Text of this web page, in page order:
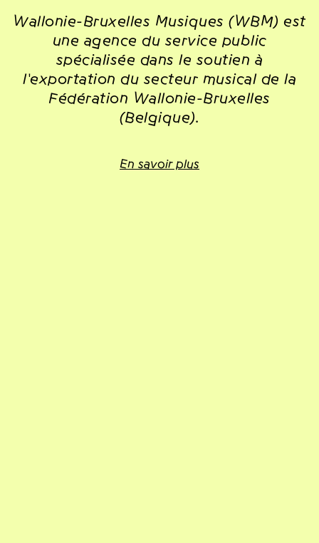
Wallonie-Bruxelles Musiques (WBM) est
une agence du service public
spécialisée dans le soutien à
l'exportation du secteur musical de la
Fédération Wallonie-Bruxelles
(Belgique).
En savoir plus